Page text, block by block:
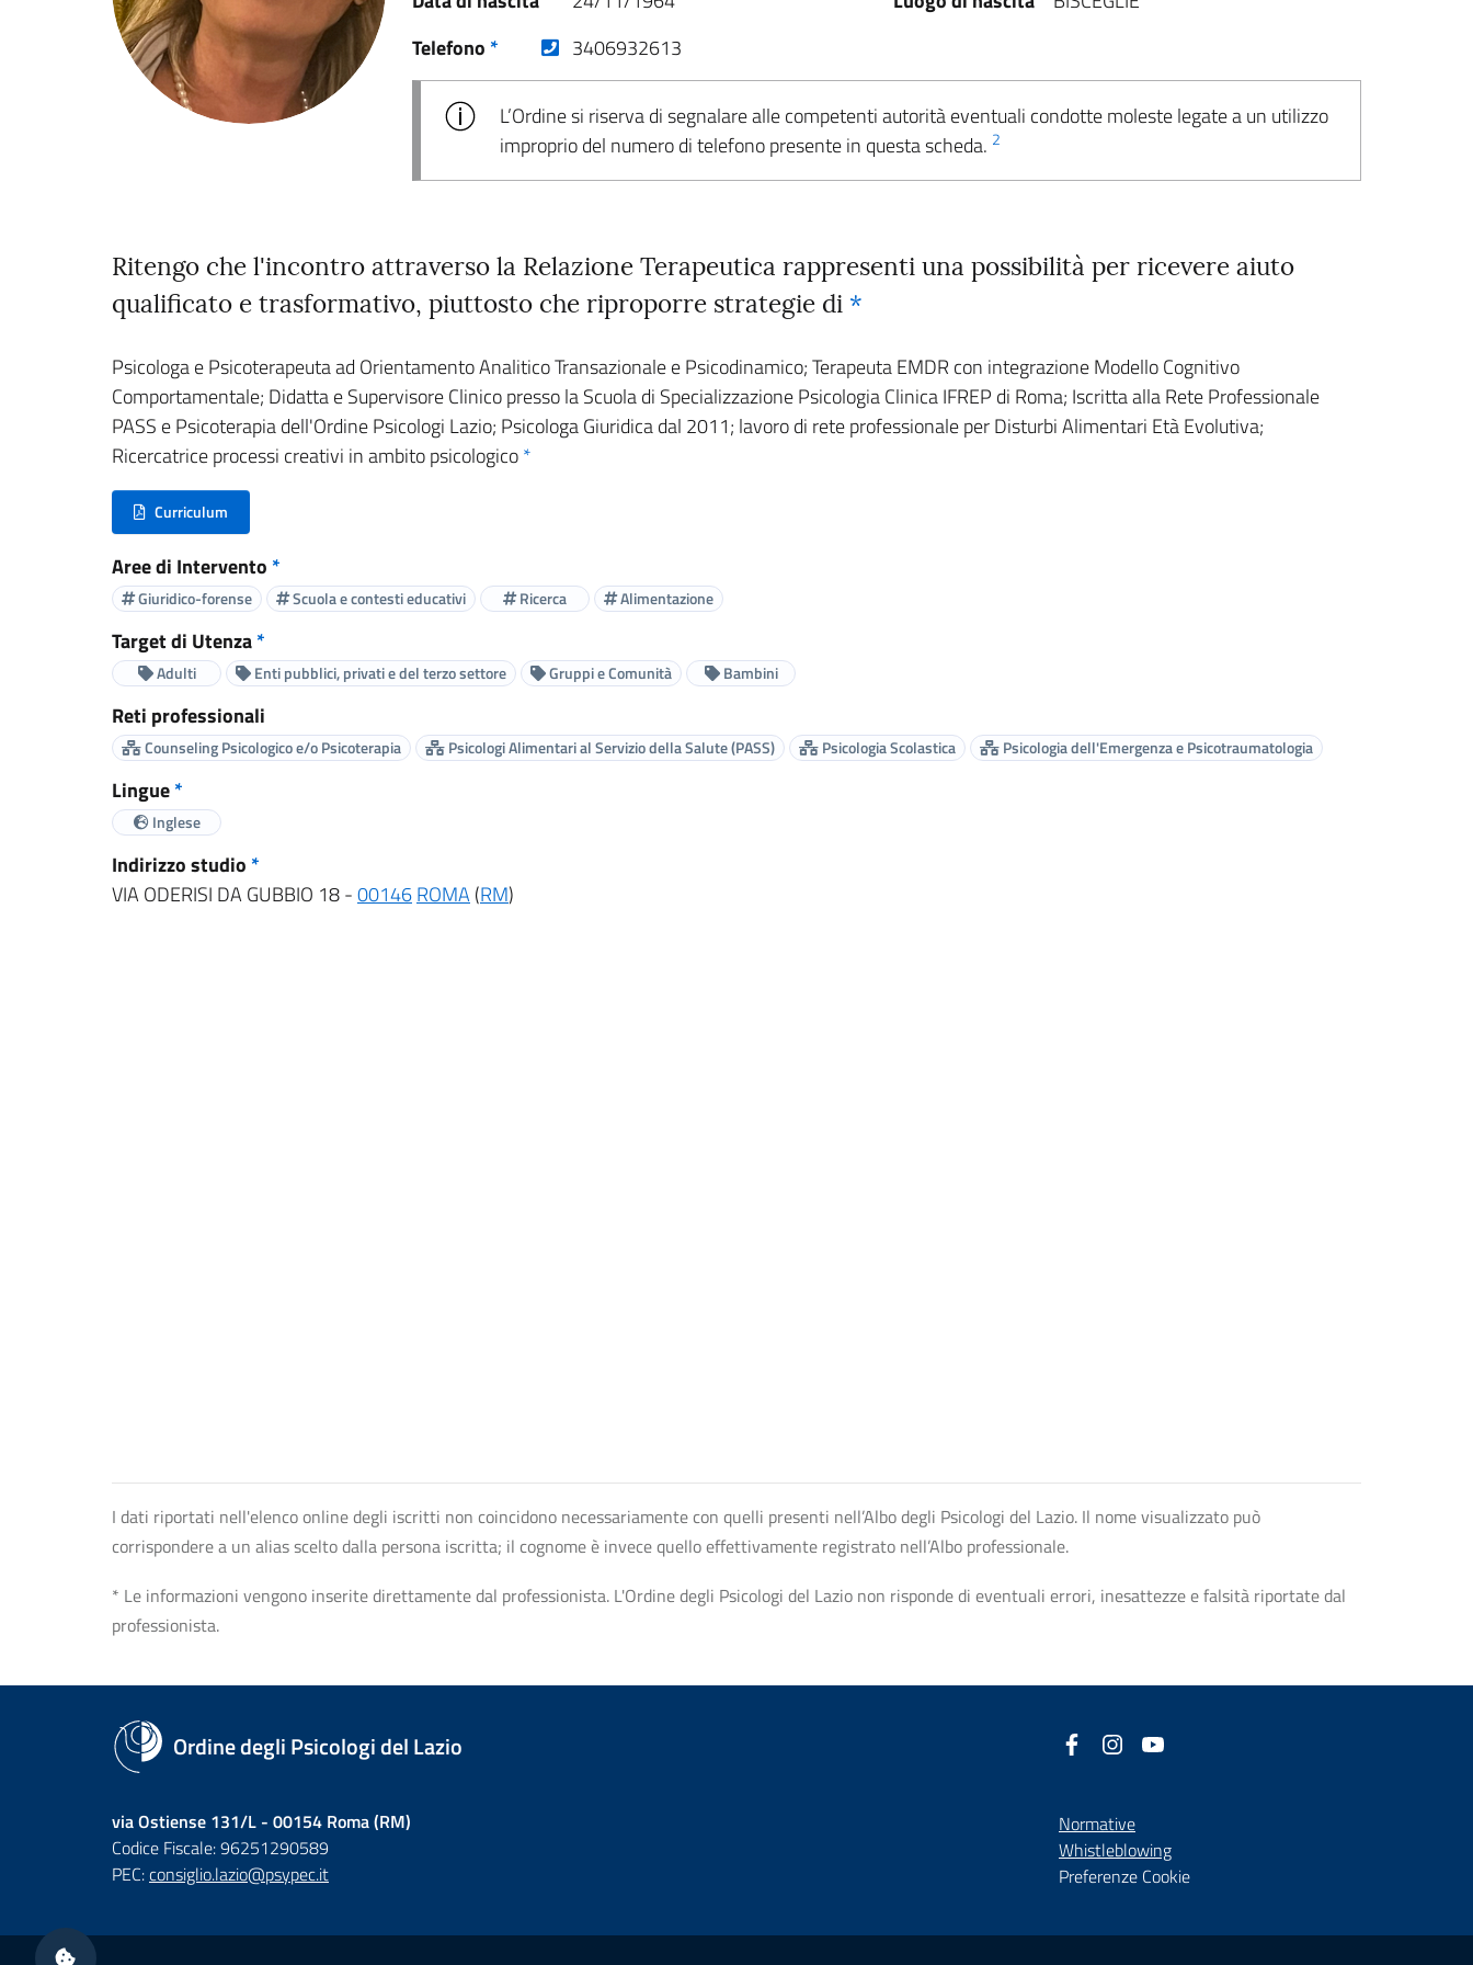
Telefono * (nuova scheda - new tab)
3406932613
L’Ordine si riserva di segnalare alle competenti autorità eventuali condotte moleste legate a un utilizzo
improprio del numero di telefono presente in questa scheda. 2
Ritengo che l'incontro attraverso la Relazione Terapeutica rappresenti una possibilità per ricevere aiuto
qualificato e trasformativo, piuttosto che riproporre strategie di *
Psicologa e Psicoterapeuta ad Orientamento Analitico Transazionale e Psicodinamico; Terapeuta EMDR con integrazione Modello Cognitivo
Comportamentale; Didatta e Supervisore Clinico presso la Scuola di Specializzazione Psicologia Clinica IFREP di Roma; Iscritta alla Rete Professionale
PASS e Psicoterapia dell'Ordine Psicologi Lazio; Psicologa Giuridica dal 2011; lavoro di rete professionale per Disturbi Alimentari Età Evolutiva;
Ricercatrice processi creativi in ambito psicologico*
Curriculum
(nuova scheda - new tab)
Aree di Intervento *
Giuridico-forense Scuola e contesti educativi Ricerca Alimentazione
Target di Utenza*
Adulti Enti pubblici, privati e del terzo settore Gruppi e Comunità Bambini
Reti professionali
Counseling Psicologico e/o Psicoterapia Psicologi Alimentari al Servizio della Salute (PASS) Psicologia Scolastica Psicologia dell'Emergenza e Psicotraumatologia
Lingue*
Inglese
Indirizzo studio *
VIA ODERISI DA GUBBIO 18 -00146ROMA(RM)
I dati riportati nell'elenco online degli iscritti non coincidono necessariamente con quelli presenti nell’Albo degli Psicologi del Lazio. Il nome visualizzato può
corrispondere a un alias scelto dalla persona iscritta; il cognome è invece quello effettivamente registrato nell’Albo professionale.
* Le informazioni vengono inserite direttamente dal professionista. L'Ordine degli Psicologi del Lazio non risponde di eventuali errori, inesattezze e falsità riportate dal
professionista.
Ordine degli Psicologi del Lazio
via Ostiense 131/L - 00154 Roma (RM)
Codice Fiscale: 96251290589
PEC:consiglio.lazio@psypec.it
Facebook
(nuova scheda - new tab)
Instagram
(nuova scheda - new tab)
Normative
Whistleblowing(nuova scheda - new tab)
Preferenze Cookie